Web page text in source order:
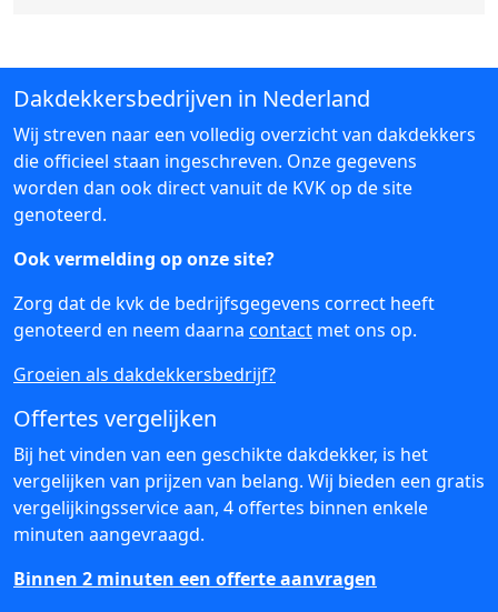
Dakdekkersbedrijven in Nederland
Wij streven naar een volledig overzicht van dakdekkers
die officieel staan ingeschreven. Onze gegevens
worden dan ook direct vanuit de KVK op de site
genoteerd.
Ook vermelding op onze site?
Zorg dat de kvk de bedrijfsgegevens correct heeft
genoteerd en neem daarna contact met ons op.
Groeien als dakdekkersbedrijf?
Offertes vergelijken
Bij het vinden van een geschikte dakdekker, is het
vergelijken van prijzen van belang. Wij bieden een gratis
vergelijkingsservice aan, 4 offertes binnen enkele
minuten aangevraagd.
Binnen 2 minuten een offerte aanvragen